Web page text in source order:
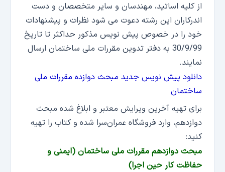
از کلیه اساتید، مهندسان و سایر متخصصان و دست
اندرکاران این رشته دعوت می شود نظرات و پیشنهادات
خود را در خصوص پیش نویس مذکور حداکثر تا تاریخ
30/9/99 به دفتر تدوین مقررات ملی ساختمان ارسال
نمایند.
دانلود پیش نویس جدید مبحث دوازده مقررات ملی
ساختمان
برای تهیه آخرین ویرایش معتبر و ابلاغ شده مبحث
دوازدهم، وارد فروشگاه عمران‌سرا شده و کتاب را تهیه
کنید:
مبحث دوازدهم مقررات ملی ساختمان (ایمنی و
حفاظت کار حین اجرا)